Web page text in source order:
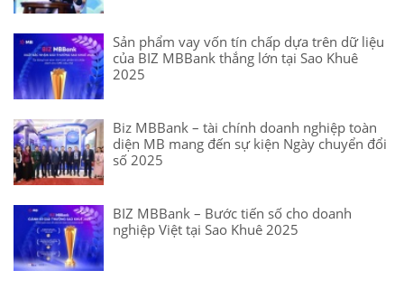
Sản phẩm vay vốn tín chấp dựa trên dữ liệu
của BIZ MBBank thắng lớn tại Sao Khuê
2025
Biz MBBank – tài chính doanh nghiệp toàn
diện MB mang đến sự kiện Ngày chuyển đổi
số 2025
BIZ MBBank – Bước tiến số cho doanh
nghiệp Việt tại Sao Khuê 2025